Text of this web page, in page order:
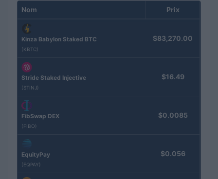
Nom Prix
Kinza Babylon Staked BTC
(KBTC)
$83,270.00
Stride Staked Injective
(STINJ)
$16.49
FibSwap DEX
(FIBO)
$0.0085
EquityPay
(EQPAY)
$0.056